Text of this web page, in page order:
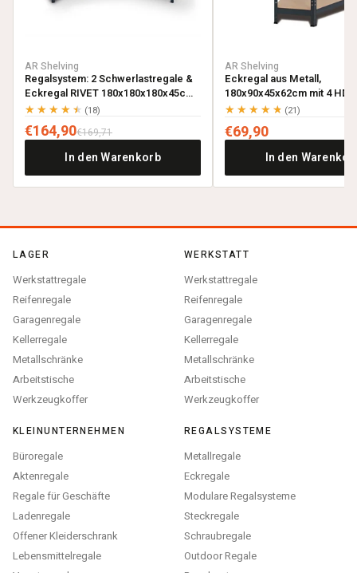
AR Shelving
Regalsystem: 2 Schwerlastregale &
Eckregal RIVET 180x180x180x45cm
mit 4 HDF-Böden, anthrazitgrau
★★★★★ (18)
€164,90€169,71
In den Warenkorb
AR Shelving
Eckregal aus Metall,
180x90x45x62cm mit 4
anthrazitgrau
★★★★★ (21)
€69,90
In den
LAGER
Werkstattregale
Reifenregale
Garagenregale
Kellerregale
Metallschränke
Arbeitstische
Werkzeugkoffer
WERKSTATT
Werkstattregale
Reifenregale
Garagenregale
Kellerregale
Metallschränke
Arbeitstische
Werkzeugkoffer
KLEINUNTERNEHMEN
Büroregale
Aktenregale
Regale für Geschäfte
Ladenregale
Offener Kleiderschrank
Lebensmittelregale
REGALSYSTEME
Metallregale
Eckregale
Modulare Regalsysteme
Steckregale
Schraubregale
Outdoor Regale